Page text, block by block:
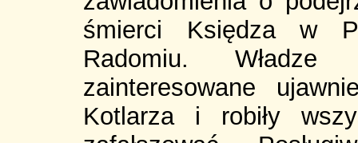
śmierci Księdza w
Radomiu.
zainteresowane
Kotlarza i robiły